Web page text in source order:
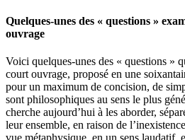
Quelques-unes des « questions »
ouvrage
Voici quelques-unes des « questions »
court ouvrage, proposé en une
pour un maximum de concision, de
sont philosophiques au sens le plus
cherche aujourd’hui à les aborder,
leur ensemble, en raison de
vue métaphysique, en un sens laudatif,